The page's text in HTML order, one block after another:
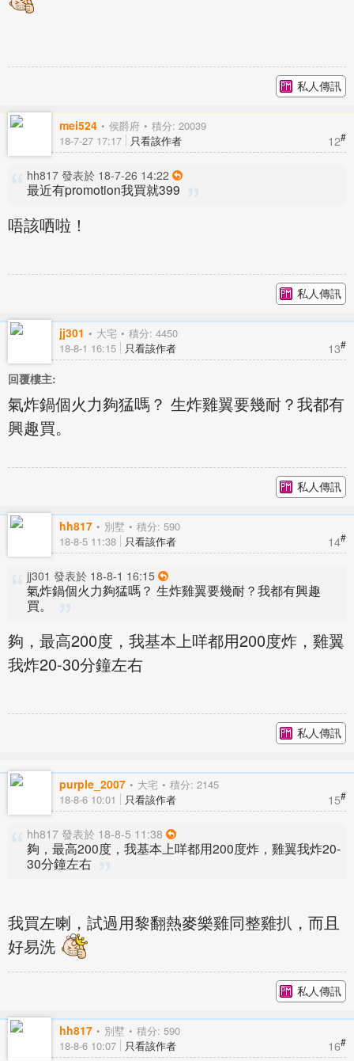
私人傳訊
mei524 侯爵府 積分: 20039
12#
18-7-27 17:17 只看該作者
hh817 發表於 18-7-26 14:22
最近有promotion我買就399
唔該哂啦！
私人傳訊
jj301 大宅 積分: 4450
13#
18-8-1 16:15 只看該作者
回覆樓主:
氣炸鍋個火力夠猛嗎？ 生炸雞翼要幾耐？我都有
興趣買。
私人傳訊
hh817 別墅 積分: 590
14#
18-8-5 11:38 只看該作者
jj301 發表於 18-8-1 16:15
氣炸鍋個火力夠猛嗎？ 生炸雞翼要幾耐？我都有興趣
買。
夠，最高200度，我基本上咩都用200度炸，雞翼
我炸20-30分鐘左右
私人傳訊
purple_2007 大宅 積分: 2145
15#
18-8-6 10:01 只看該作者
hh817 發表於 18-8-5 11:38
夠，最高200度，我基本上咩都用200度炸，雞翼我炸20-
30分鐘左右
我買左喇，試過用黎翻熱麥樂雞同整雞扒，而且
好易洗
私人傳訊
hh817 別墅 積分: 590
16#
18-8-6 10:07 只看該作者